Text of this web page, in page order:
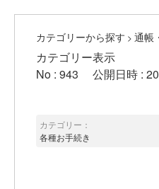
カテゴリーから探す > 通帳
カテゴリー表示
No : 943
公開日時 :
カテゴリー：
各種お手続き